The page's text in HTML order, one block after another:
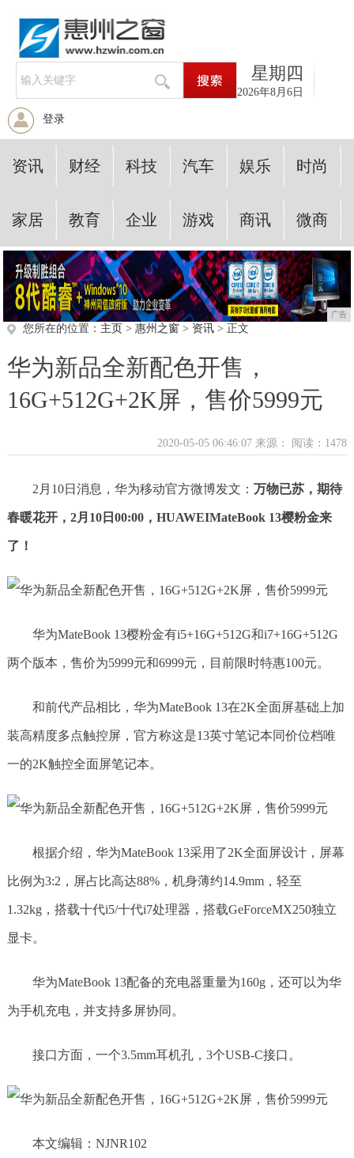
星期四
2026年8月6日
登录
资讯 财经 科技 汽车 娱乐 时尚
家居 教育 企业 游戏 商讯 微商
广告
您所在的位置： 主页 > 惠州之窗> 资讯> 正文
华为新品全新配色开售，
16G+512G+2K屏，售价5999元
2020-05-05 06:46:07 来源： 阅读：1478
2月10日消息，华为移动官方微博发文： 万物已苏，期待
春暖花开，2月10日00:00，HUAWEIMateBook 13樱粉金来
了！
华为MateBook 13樱粉金有i5+16G+512G和i7+16G+512G
两个版本，售价为5999元和6999元，目前限时特惠100元。
和前代产品相比，华为MateBook 13在2K全面屏基础上加
装高精度多点触控屏，官方称这是13英寸笔记本同价位档唯
一的2K触控全面屏笔记本。
根据介绍，华为MateBook 13采用了2K全面屏设计，屏幕
比例为3:2，屏占比高达88%，机身薄约14.9mm，轻至
1.32kg，搭载十代i5/十代i7处理器，搭载GeForceMX250独立
显卡。
华为MateBook 13配备的充电器重量为160g，还可以为华
为手机充电，并支持多屏协同。
接口方面，一个3.5mm耳机孔，3个USB-C接口。
本文编辑：NJNR102